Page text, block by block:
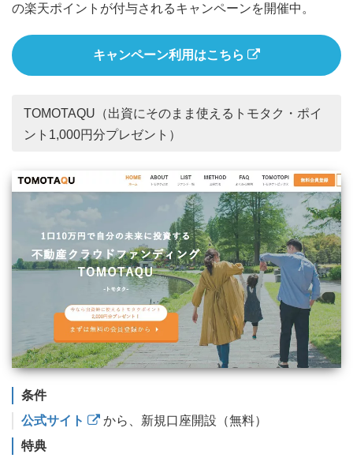
の楽天ポイントが付与されるキャンペーンを開催中。
キャンペーン利用はこちら
TOMOTAQU（出資にそのまま使えるトモタク・ポイ
ント1,000円分プレゼント）
条件
公式サイト
から、新規口座開設（無料）
特典